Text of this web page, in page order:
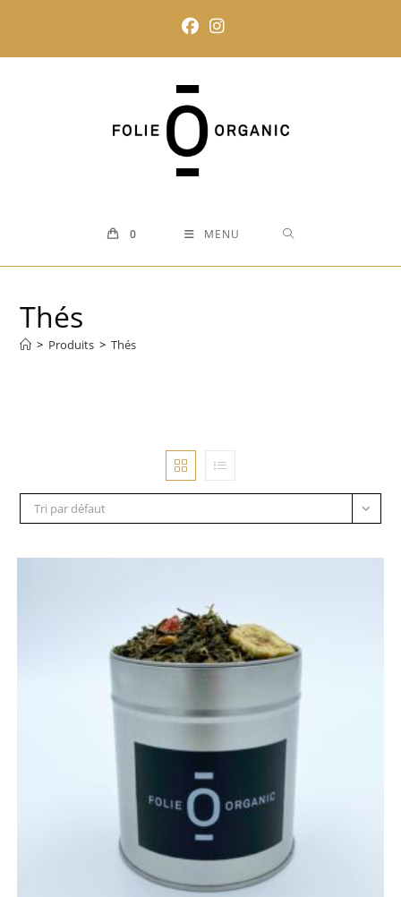
content
0 MENU
Thés
> Produits > Thés
Tri par défaut